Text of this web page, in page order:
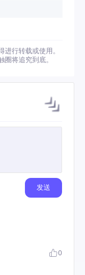
进行转载或使用。
圈将追究到底。
发送
0